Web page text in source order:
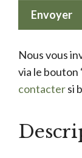
Nous vous
via le bouton
contactersi